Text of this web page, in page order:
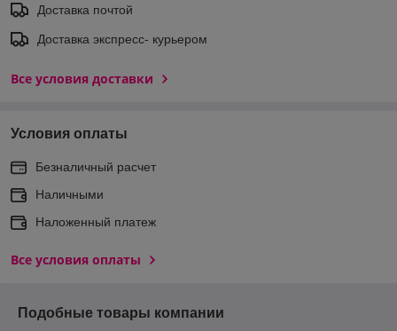
Доставка почтой
Доставка экспреcс- курьером
Все условия доставки
Условия оплаты
Безналичный расчет
Наличными
Наложенный платеж
Все условия оплаты
Подобные товары компании